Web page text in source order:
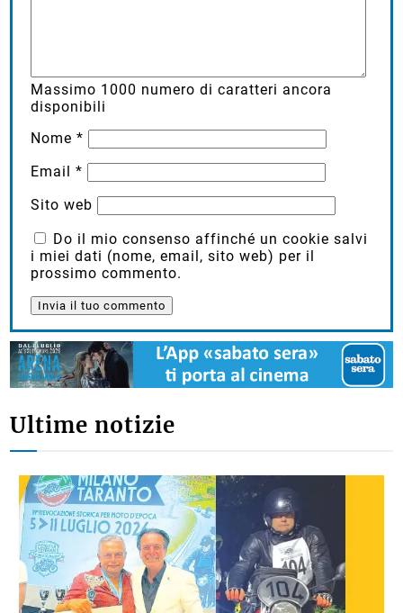
Massimo 1000 numero di caratteri ancora
disponibili
Nome*
Email*
Sito web
Do il mio consenso affinché un cookie salvi
i miei dati (nome, email, sito web) per il
prossimo commento.
Ultime notizie